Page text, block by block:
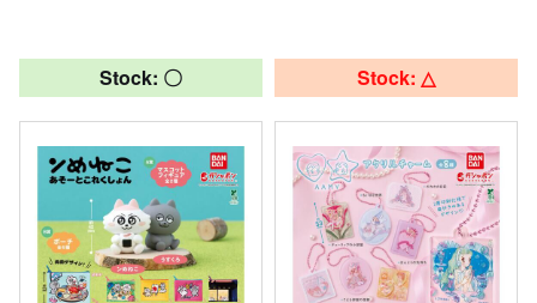
Stock: 〇 Stock: △